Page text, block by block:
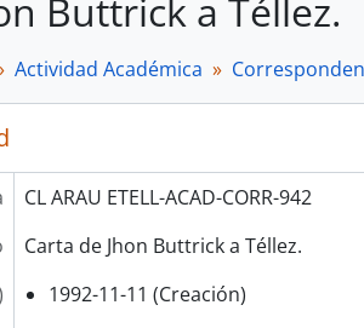
Buttrick a Téllez.
Actividad Académica
CL ARAU ETELL-ACAD-CORR-942
Carta de Jhon Buttrick a Téllez.
1992-11-11 (Creación)